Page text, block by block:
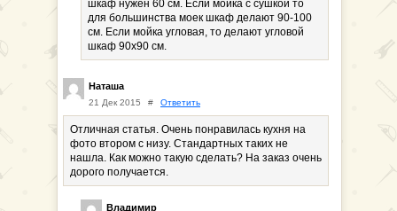
шкаф нужен 60 см. Если мойка с сушкой то
для большинства моек шкаф делают 90-100
см. Если мойка угловая, то делают угловой
шкаф 90х90 см.
Наташа
21 Дек 2015 # Ответить
Отличная статья. Очень понравилась кухня на
фото втором с низу. Стандартных таких не
нашла. Как можно такую сделать? На заказ очень
дорого получается.
Владимир